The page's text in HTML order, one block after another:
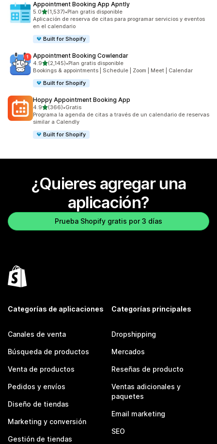
Appointment Booking App Apntly
5.0de 5 estrellas
(1,537)
1537 reseñas en total
•Plan gratis disponible
Aplicación de reserva de citas para programar servicios y eventos
en el calendario
Built for Shopify
Appointment Booking Cowlendar
4.9de 5 estrellas
(2,145)
2145 reseñas en total
•Plan gratis disponible
Bookings & appointments | Schedule | Zoom | Meet | Calendar
Built for Shopify
Hoppy Appointment Booking App
4.9de 5 estrellas
(366)
366 reseñas en total
•Gratis
Programa la agenda de citas a través de un calendario de reservas
similar a Calendly
Built for Shopify
¿Quieres agregar una
aplicación?
Prueba Shopify gratis por 3 días
Categorías de aplicaciones
Canales de venta
Búsqueda de productos
Venta de productos
Pedidos y envíos
Diseño de tiendas
Marketing y conversión
Gestión de tiendas
Categorías principales
Dropshipping
Mercados
Reseñas de producto
Ventas adicionales y
paquetes
Email marketing
SEO